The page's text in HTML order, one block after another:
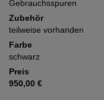
Gebrauchsspuren
Zubehör
teilweise vorhanden
Farbe
schwarz
Preis
950,00 €